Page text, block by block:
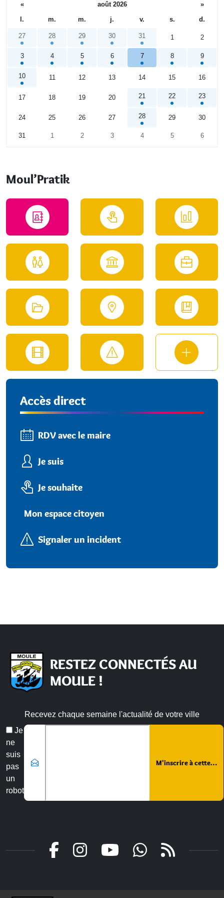
« août 2026
»
l.
m. m. j. v. s. d.
27 28 29 30 31 1 2
3 4 5 6 7 8 9
10 11 12 13 14 15 16
17 18 19 20 21 22 23
24 25 26 27 28 29 30
31 1 2 3 4 5 6
Moul’Pratik
Accès direct
RDV avec le maire
Je suis
Je souhaite
Mon espace citoyen
Signaler un incident
RESTEZ CONNECTÉS AU
MOULE !
Recevez chaque semaine l'actualité de votre ville
Je
ne
suis
pas
un
robot
Email